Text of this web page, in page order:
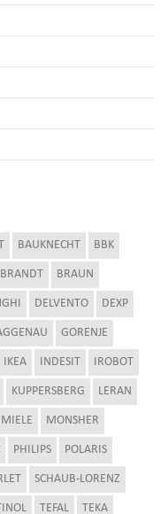
BAUKNECHT BBK
BRANDT BRAUN
DELVENTO DEXP
GORENJE
IKEA INDESIT IROBOT
KUPPERSBERG LERAN
MIELE MONSHER
PHILIPS POLARIS
SCHAUB-LORENZ
TEFAL TEKA